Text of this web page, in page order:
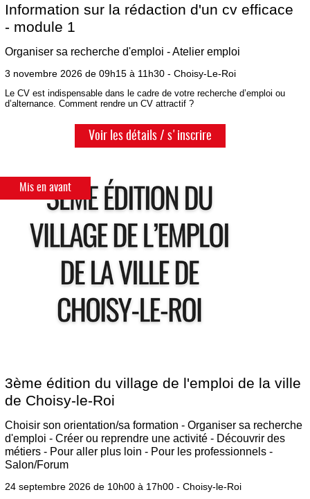
Information sur la rédaction d'un cv efficace
- module 1
Organiser sa recherche d'emploi - Atelier emploi
3 novembre 2026 de 09h15 à 11h30 - Choisy-Le-Roi
Le CV est indispensable dans le cadre de votre recherche d’emploi ou
d’alternance. Comment rendre un CV attractif ?
Voir les détails / s'inscrire
Mis en avant
3ème édition du village de l'emploi de la ville
de Choisy-le-Roi
Choisir son orientation/sa formation - Organiser sa recherche
d'emploi - Créer ou reprendre une activité - Découvrir des
métiers - Pour aller plus loin - Pour les professionnels -
Salon/Forum
24 septembre 2026 de 10h00 à 17h00 - Choisy-le-Roi